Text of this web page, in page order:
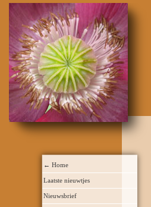
← Home
Laatste nieuwtjes
Nieuwsbrief